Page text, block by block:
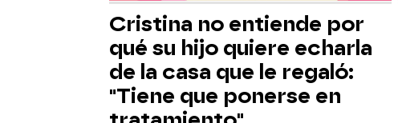
Cristina no entiende por
qué su hijo quiere echarla
de la casa que le regaló:
"Tiene que ponerse en